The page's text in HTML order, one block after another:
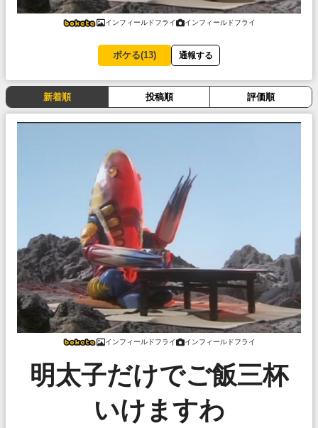
インフィールドフライ インフィールドフライ
ボケる(13) 通報する
新着順 投稿順 評価順
インフィールドフライ インフィールドフライ
明太子だけでご飯三杯
いけますわ